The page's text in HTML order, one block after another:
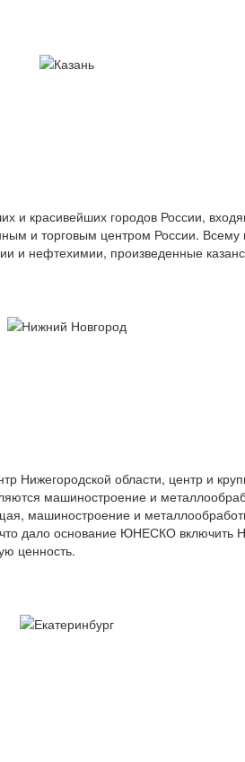
и красивейших городов России,
и торговым центром России. Всему
и нефтехимии, произведенные
Нижегородской области, центр и
машиностроение и
машиностроение и
дало основание ЮНЕСКО включить
ценность.